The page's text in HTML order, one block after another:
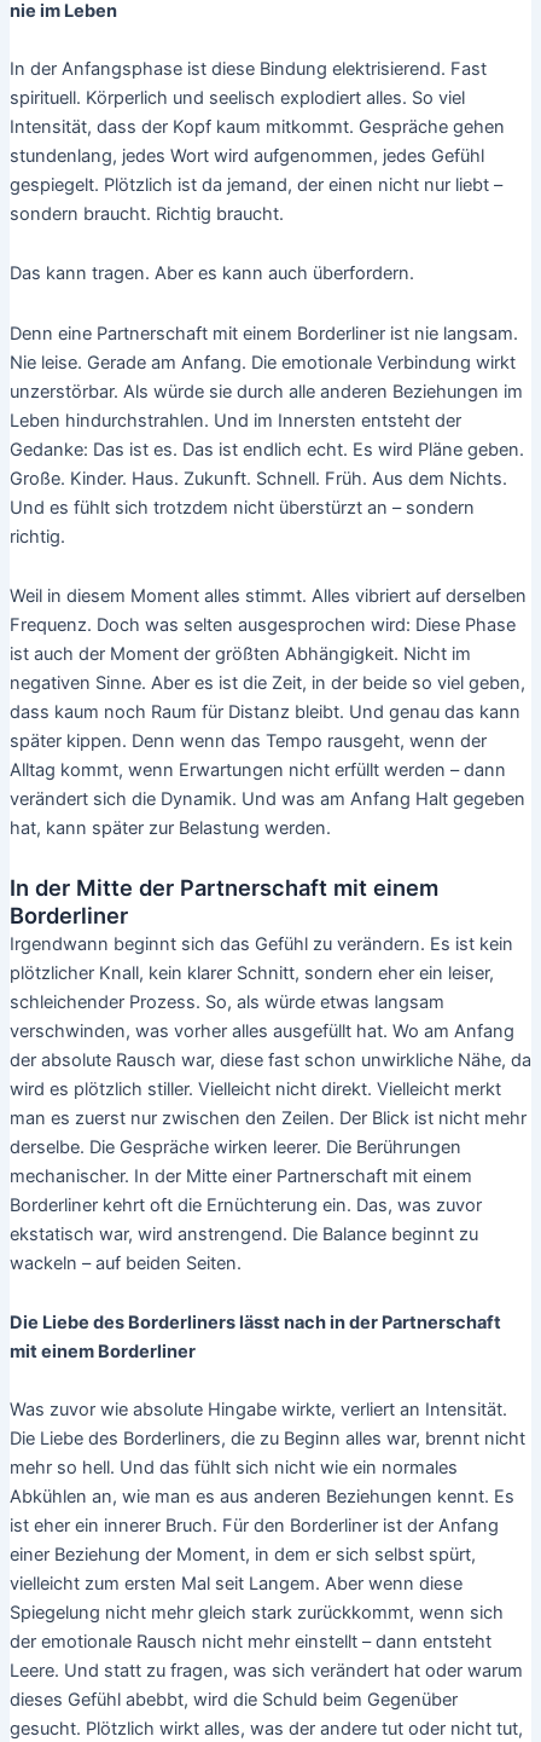
nie im Leben
In der Anfangsphase ist diese Bindung elektrisierend. Fast
spirituell. Körperlich und seelisch explodiert alles. So viel
Intensität, dass der Kopf kaum mitkommt. Gespräche gehen
stundenlang, jedes Wort wird aufgenommen, jedes Gefühl
gespiegelt. Plötzlich ist da jemand, der einen nicht nur liebt –
sondern braucht. Richtig braucht.
Das kann tragen. Aber es kann auch überfordern.
Denn eine Partnerschaft mit einem Borderliner ist nie langsam.
Nie leise. Gerade am Anfang. Die emotionale Verbindung wirkt
unzerstörbar. Als würde sie durch alle anderen Beziehungen im
Leben hindurchstrahlen. Und im Innersten entsteht der
Gedanke: Das ist es. Das ist endlich echt. Es wird Pläne geben.
Große. Kinder. Haus. Zukunft. Schnell. Früh. Aus dem Nichts.
Und es fühlt sich trotzdem nicht überstürzt an – sondern
richtig.
Weil in diesem Moment alles stimmt. Alles vibriert auf derselben
Frequenz. Doch was selten ausgesprochen wird: Diese Phase
ist auch der Moment der größten Abhängigkeit. Nicht im
negativen Sinne. Aber es ist die Zeit, in der beide so viel geben,
dass kaum noch Raum für Distanz bleibt. Und genau das kann
später kippen. Denn wenn das Tempo rausgeht, wenn der
Alltag kommt, wenn Erwartungen nicht erfüllt werden – dann
verändert sich die Dynamik. Und was am Anfang Halt gegeben
hat, kann später zur Belastung werden.
In der Mitte der Partnerschaft mit einem
Borderliner
Irgendwann beginnt sich das Gefühl zu verändern. Es ist kein
plötzlicher Knall, kein klarer Schnitt, sondern eher ein leiser,
schleichender Prozess. So, als würde etwas langsam
verschwinden, was vorher alles ausgefüllt hat. Wo am Anfang
der absolute Rausch war, diese fast schon unwirkliche Nähe, da
wird es plötzlich stiller. Vielleicht nicht direkt. Vielleicht merkt
man es zuerst nur zwischen den Zeilen. Der Blick ist nicht mehr
derselbe. Die Gespräche wirken leerer. Die Berührungen
mechanischer. In der Mitte einer Partnerschaft mit einem
Borderliner kehrt oft die Ernüchterung ein. Das, was zuvor
ekstatisch war, wird anstrengend. Die Balance beginnt zu
wackeln – auf beiden Seiten.
Die Liebe des Borderliners lässt nach in der Partnerschaft
mit einem Borderliner
Was zuvor wie absolute Hingabe wirkte, verliert an Intensität.
Die Liebe des Borderliners, die zu Beginn alles war, brennt nicht
mehr so hell. Und das fühlt sich nicht wie ein normales
Abkühlen an, wie man es aus anderen Beziehungen kennt. Es
ist eher ein innerer Bruch. Für den Borderliner ist der Anfang
einer Beziehung der Moment, in dem er sich selbst spürt,
vielleicht zum ersten Mal seit Langem. Aber wenn diese
Spiegelung nicht mehr gleich stark zurückkommt, wenn sich
der emotionale Rausch nicht mehr einstellt – dann entsteht
Leere. Und statt zu fragen, was sich verändert hat oder warum
dieses Gefühl abebbt, wird die Schuld beim Gegenüber
gesucht. Plötzlich wirkt alles, was der andere tut oder nicht tut,